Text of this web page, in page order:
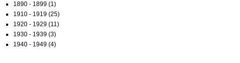
1890 - 1899 (1)
1910 - 1919 (25)
1920 - 1929 (11)
1930 - 1939 (3)
1940 - 1949 (4)